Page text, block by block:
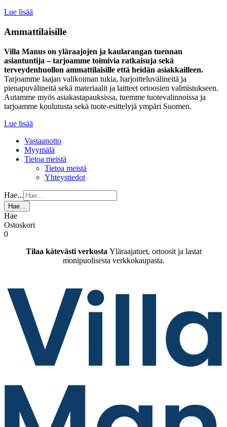
Lue lisää
Ammattilaisille
Villa Manus on yläraajojen ja kaularangan tuennan
asiantuntija – tarjoamme toimivia ratkaisuja sekä
terveydenhuollon ammattilaisille että heidän asiakkailleen.
Tarjoamme laajan valikoiman tukia, harjoitteluvälineitä ja
pienapuvälineitä sekä materiaalit ja laitteet ortoosien valmistukseen.
Autamme myös asiakastapauksissa, tuemme tuotevalinnoissa ja
tarjoamme koulutusta sekä tuote-esittelyjä ympäri Suomen.
Lue lisää
Vastaanotto
Myymälä
Tietoa meistä
Tietoa meistä
Yhteystiedot
Hae...
Hae...
Hae
Ostoskori
0
Tilaa kätevästi verkosta Yläraajatuet, ortoosit ja lastat
monipuolisesta verkkokaupasta.